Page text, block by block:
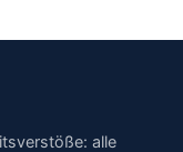
alle